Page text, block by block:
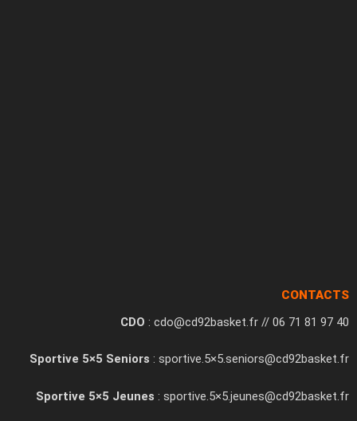
CONTACTS
CDO : cdo@cd92basket.fr // 06 71 81 97 40
Sportive 5×5 Seniors : sportive.5×5.seniors@cd92basket.fr
Sportive 5×5 Jeunes : sportive.5×5.jeunes@cd92basket.fr